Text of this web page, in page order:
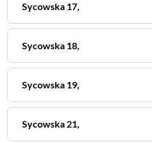
Sycowska 17,
Sycowska 18,
Sycowska 19,
Sycowska 21,